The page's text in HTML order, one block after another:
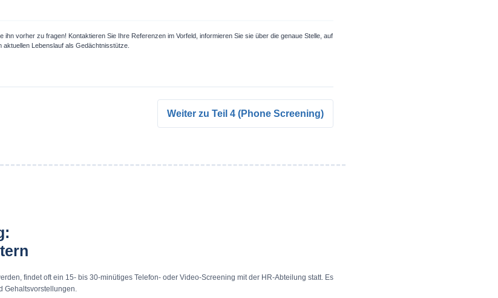
ihn vorher zu fragen! Kontaktieren Sie Ihre Referenzen im Vorfeld, informieren Sie sie über die genaue Stelle, auf
Lebenslauf als Gedächtnisstütze.
Weiter zu Teil 4 (Phone Screening)
findet oft ein 15- bis 30-minütiges Telefon- oder Video-Screening mit der HR-Abteilung statt. Es
Gehaltsvorstellungen.